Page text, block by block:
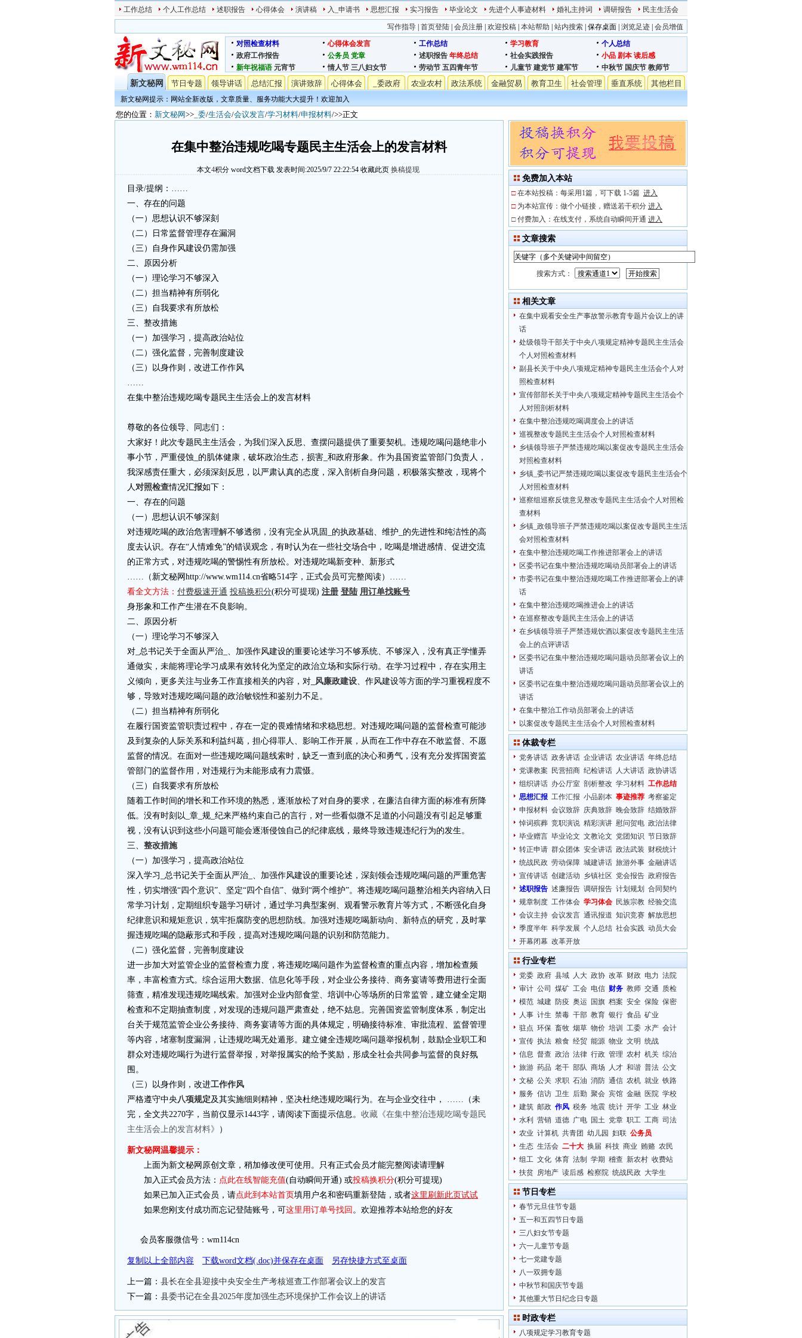
工作总结 个人工作总结 述职报告 心得体会 演讲稿 入_申请书 思想汇报 实习报告 毕业论文 先进个人事迹材料 婚礼主持词 调研报告 民主生活会
写作指导 首页登陆 会员注册 欢迎投稿 本站帮助 站内搜索 保存桌面 浏览足迹 会员增值
对照检查材料
心得体会发言 工作总结 学习教育
个人总结
政府工作报告
公务员 党章 述职报告 年终总结 社会实践报告 小品 剧本 读后感
新年祝福语 元宵节 情人节 三八妇女节 劳动节 五四青年节 儿童节 建党节 建军节 中秋节 国庆节 教师节
新文秘网 节日专题 领导讲话 总结汇报 演讲致辞 心得体会 _委政府 农业农村 政法系统 金融贸易 教育卫生 社会管理 垂直系统 其他栏目
新文秘网提示：网站全新改版，文章质量、服务功能大大提升！欢迎加入
您的位置： 新文秘网>> _委/生活会/会议发言/学习材料/申报材料/>>正文
在集中整治违规吃喝专题民主生活会上的发言材料
本文4积分 word文档下载 发表时间:2025/9/7 22:22:54 收藏此页 换稿提现
目录/提纲：……
一、存在的问题
（一）思想认识不够深刻
（二）日常监督管理存在漏洞
（三）自身作风建设仍需加强
二、原因分析
（一）理论学习不够深入
（二）担当精神有所弱化
（三）自我要求有所放松
三、整改措施
（一）加强学习，提高政治站位
（二）强化监督，完善制度建设
（三）以身作则，改进工作作风
……
在集中整治违规吃喝专题民主生活会上的发言材料
尊敬的各位领导、同志们：
大家好！此次专题民主生活会，为我们深入反思、查摆问题提供了重要契机。违规吃喝问题绝非小
事小节，严重侵蚀_的肌体健康，破坏政治生态，损害_和政府形象。作为县国资监管部门负责人，
我深感责任重大，必须深刻反思，以严肃认真的态度，深入剖析自身问题，积极落实整改，现将个
人对照检查情况汇报如下：
一、存在的问题
（一）思想认识不够深刻
对违规吃喝的政治危害理解不够透彻，没有完全从巩固_的执政基础、维护_的先进性和纯洁性的高
度去认识。存在“人情难免”的错误观念，有时认为在一些社交场合中，吃喝是增进感情、促进交流
的正常方式，对违规吃喝的警惕性有所放松。对违规吃喝新变种、新形式
……（新文秘网http://www.wm114.cn省略514字，正式会员可完整阅读）……
看全文方法： 付费极速开通 投稿换积分(积分可提现) 注册 登陆 用订单找账号
身形象和工作产生潜在不良影响。
二、原因分析
（一）理论学习不够深入
对_总书记关于全面从严治_、加强作风建设的重要论述学习不够系统、不够深入，没有真正学懂弄
通做实，未能将理论学习成果有效转化为坚定的政治立场和实际行动。在学习过程中，存在实用主
义倾向，更多关注与业务工作直接相关的内容，对 _风廉政建设、作风建设等方面的学习重视程度不
够，导致对违规吃喝问题的政治敏锐性和鉴别力不足。
（二）担当精神有所弱化
在履行国资监管职责过程中，存在一定的畏难情绪和求稳思想。对违规吃喝问题的监督检查可能涉
及到复杂的人际关系和利益纠葛，担心得罪人、影响工作开展，从而在工作中存在不敢监督、不愿
监督的情况。在面对一些违规吃喝问题线索时，缺乏一查到底的决心和勇气，没有充分发挥国资监
管部门的监督作用，对违规行为未能形成有力震慑。
（三）自我要求有所放松
随着工作时间的增长和工作环境的熟悉，逐渐放松了对自身的要求，在廉洁自律方面的标准有所降
低。没有时刻以_章_规_纪来严格约束自己的言行，对一些看似微不足道的小问题没有引起足够重
视，没有认识到这些小问题可能会逐渐侵蚀自己的纪律底线，最终导致违规违纪行为的发生。
三、 整改措施
（一）加强学习，提高政治站位
深入学习_总书记关于全面从严治_、加强作风建设的重要论述，深刻领会违规吃喝问题的严重危害
性，切实增强“四个意识”、坚定“四个自信”、做到“两个维护”。将违规吃喝问题整治相关内容纳入日
常学习计划，定期组织专题学习研讨，通过学习典型案例、观看警示教育片等方式，不断强化自身
纪律意识和规矩意识，筑牢拒腐防变的思想防线。加强对违规吃喝新动向、新特点的研究，及时掌
握违规吃喝的隐蔽形式和手段，提高对违规吃喝问题的识别和防范能力。
（二）强化监督，完善制度建设
进一步加大对监管企业的监督检查力度，将违规吃喝问题作为监督检查的重点内容，增加检查频
率，丰富检查方式。综合运用大数据、信息化等手段，对企业公务接待、商务宴请等费用进行全面
筛查，精准发现违规吃喝线索。加强对企业内部食堂、培训中心等场所的日常监管，建立健全定期
检查和不定期抽查制度，对发现的违规问题严肃查处，绝不姑息。完善国资监管制度体系，制定出
台关于规范监管企业公务接待、商务宴请等方面的具体规定，明确接待标准、审批流程、监督管理
等内容，堵塞制度漏洞，让违规吃喝无处遁形。建立健全违规吃喝问题举报机制，鼓励企业职工和
群众对违规吃喝行为进行监督举报，对举报属实的给予奖励，形成全社会共同参与监督的良好氛
围。
（三）以身作则，改进工作作风
严格遵守中央八项规定及其实施细则精神，坚决杜绝违规吃喝行为。在与企业交往中， ……（未
完，全文共2270字，当前仅显示1443字，请阅读下面提示信息。 收藏《在集中整治违规吃喝专题民
主生活会上的发言材料》
）
新文秘网温馨提示：
上面为新文秘网原创文章，稍加修改便可使用。只有正式会员才能完整阅读请理解
加入正式会员方法： 点此在线智能充值(自动瞬间开通) 或投稿换积分(积分可提现)
如果已加入正式会员，请点此到本站首页填用户名和密码重新登陆，或者这里刷新此页试试
如果您刚支付成功而忘记登陆账号，可这里用订单号找回 。欢迎推荐本站给您的好友
会员客服微信号：wm114cn
复制以上全部内容 下载word文档(.doc)并保存在桌面 另存快捷方式至桌面
上一篇： 县长在全县迎接中央安全生产考核巡查工作部署会议上的发言
下一篇： 县委书记在全县2025年度加强生态环境保护工作会议上的讲话
免费加入本站
□ 在本站投稿：每采用1篇，可下载 1-5篇 进入
□ 为本站宣传：做个小链接，赠送若干积分 进入
□ 付费加入：在线支付，系统自动瞬间开通 进入
文章搜索
搜索方式：
相关文章
在集中观看安全生产事故警示教育专题片会议上的讲
话
处级领导干部关于中央八项规定精神专题民主生活会
个人对照检查材料
副县长关于中央八项规定精神专题民主生活会个人对
照检查材料
宣传部部长关于中央八项规定精神专题民主生活会个
人对照剖析材料
在集中整治违规吃喝调度会上的讲话
巡视整改专题民主生活会个人对照检查材料
乡镇领导班子严禁违规吃喝以案促改专题民主生活会
对照检查材料​​
乡镇_委书记严禁违规吃喝以案促改专题民主生活会个
人对照检查材料
巡察组巡察反馈意见整改专题民主生活会个人对照检
查材料
乡镇_政领导班子严禁违规吃喝以案促改专题民主生活
会对照检查材料
在集中整治违规吃喝工作推进部署会上的讲话
区委书记在集中整治违规吃喝动员部署会上的讲话
市委书记在集中整治违规吃喝工作推进部署会上的讲
话
在集中整治违规吃喝推进会上的讲话
在巡察整改专题民主生活会上的讲话
在乡镇领导班子严禁违规饮酒以案促改专题民主生活
会上的点评讲话
区委书记在集中整治违规吃喝问题动员部署会议上的
讲话
区委书记在集中整治违规吃喝问题动员部署会议上的
讲话
在集中整治工作动员部署会上的讲话
以案促改专题民主生活会个人对照检查材料
体裁专栏
党务讲话 政务讲话 企业讲话 农业讲话 年终总结
党课教案
民营招商 纪检讲话 人大讲话 政协讲话
组织讲话 办公厅室 剖析整改 学习材料 工作总结
思想汇报 工作汇报 小品剧本 事迹推荐 考察鉴定
申报材料 会议致辞 庆典致辞 晚会致辞 结婚致辞
悼词殡葬 竞职演说 精彩演讲 慰问贺电 政治法律
毕业赠言 毕业论文 文教论文 党团知识 节日致辞
转正申请 群众团体 安全讲话 政法武装 财税统计
统战民政 劳动保障 城建讲话 旅游外事 金融讲话
宣传讲话 创建活动 乡镇社区 党会报告 政府报告
述职报告 述廉报告 调研报告 计划规划
合同契约
规章制度 工作体会 学习体会 民族宗教 经验交流
会议主持 会议发言 通讯报道 知识竞赛 解放思想
季度半年 科学发展 个人总结 社会实践 动员大会
开幕闭幕 改革开放
行业专栏
党委 政府 县域 人大 政协 改革 财政 电力 法院
审计 公司 煤矿 工会 电信 财务 教师 交通 质检
模范 城建 防疫 奥运 国旗 档案 安全 保险 保密
人事 计生 禁毒 干部 教育 银行 食品 矿业
驻点 环保 畜牧 烟草 物价 培训 工委 水产 会计
宣传 执法 粮食 经贸 能源 物业 文明 统战
信息 督查 政治 法律 行政 管理 农村 机关 综治
旅游 药品 老干 部队 商场 人才 和谐 普法 公文
文秘 公关 求职 石油 消防 通信 农机 就业 铁路
服务 信访 卫生 后勤 聚会 宾馆 金融 医院 学校
建筑 邮政 作风 税务 地震 统计 开学 工业 林业
水利
营销 道德 广电 国土 党章 职工 工商 司法
农业 计算机 共青团 幼儿园 妇联 公务员
生态 生活会 二十大 换届 科技 商业 贿赂 农民
组工 文化 体育 法制 学期 稽查 新农村 收费站
扶贫 房地产 读后感 检察院 统战民政 大学生
节日专栏
春节元旦佳节专题
五一和五四节日专题
三八妇女节专题
六一儿童节专题
七一党建专题
八一双拥专题
中秋节和国庆节专题
其他重大节日纪念日专题
时政专栏
八项规定学习教育专题